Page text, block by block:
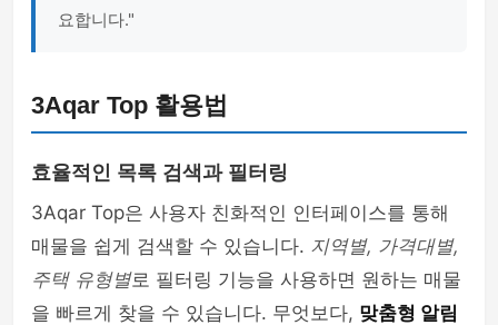
요합니다."
3Aqar Top 활용법
효율적인 목록 검색과 필터링
3Aqar Top은 사용자 친화적인 인터페이스를 통해
매물을 쉽게 검색할 수 있습니다. 지역별, 가격대별,
주택 유형별로 필터링 기능을 사용하면 원하는 매물
을 빠르게 찾을 수 있습니다. 무엇보다, 맞춤형 알림